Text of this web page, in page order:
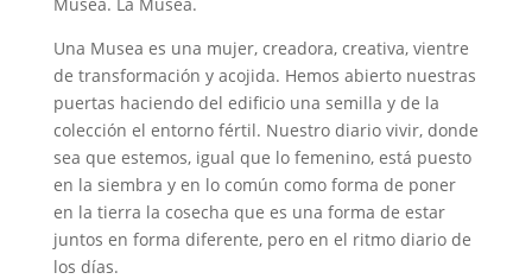
Una Musea es una mujer, creadora, creativa, vientre
de transformación y acojida. Hemos abierto nuestras
puertas haciendo del edificio una semilla y de la
colección el entorno fértil. Nuestro diario vivir, donde
sea que estemos, igual que lo femenino, está puesto
en la siembra y en lo común como forma de poner
en la tierra la cosecha que es una forma de estar
juntos en forma diferente, pero en el ritmo diario de
los días.